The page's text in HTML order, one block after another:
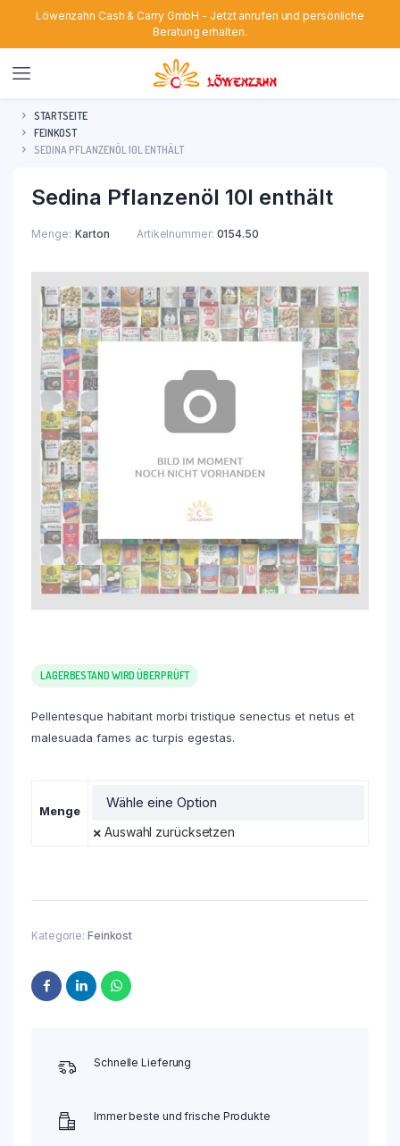
Löwenzahn Cash & Carry GmbH - Jetzt anrufen und persönliche
Beratung erhalten.
STARTSEITE
FEINKOST
SEDINA PFLANZENÖL 10L ENTHÄLT
Sedina Pflanzenöl 10l enthält
Menge Karton Artikelnummer: 0154.50
LAGERBESTAND WIRD ÜBERPRÜFT
Pellentesque habitant morbi tristique senectus et netus et
malesuada fames ac turpis egestas.
Menge
Auswahl zurücksetzen
Kategorie: Feinkost
Schnelle Lieferung
Immer beste und frische Produkte